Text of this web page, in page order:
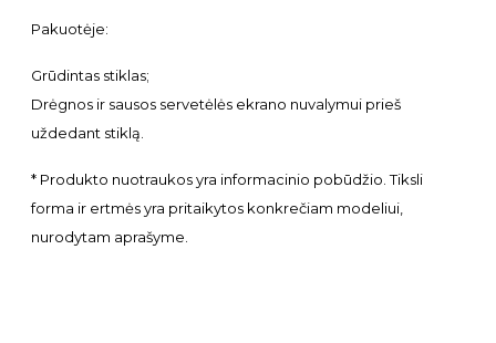
Pakuotėje:
Grūdintas stiklas;
Drėgnos ir sausos servetėlės ekrano nuvalymui prieš
uždedant stiklą.
* Produkto nuotraukos yra informacinio pobūdžio. Tiksli
forma ir ertmės yra pritaikytos konkrečiam modeliui,
nurodytam aprašyme.